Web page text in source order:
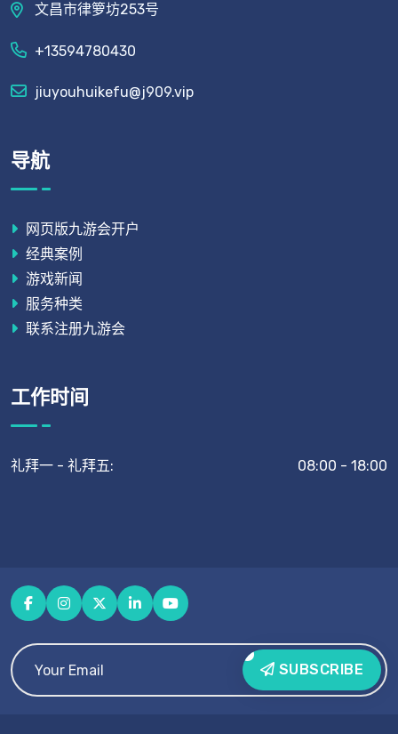
文昌市律箩坊253号
+13594780430
jiuyouhuikefu@j909.vip
导航
网页版九游会开户
经典案例
游戏新闻
服务种类
联系注册九游会
工作时间
礼拜一 - 礼拜五: 08:00 - 18:00
SUBSCRIBE